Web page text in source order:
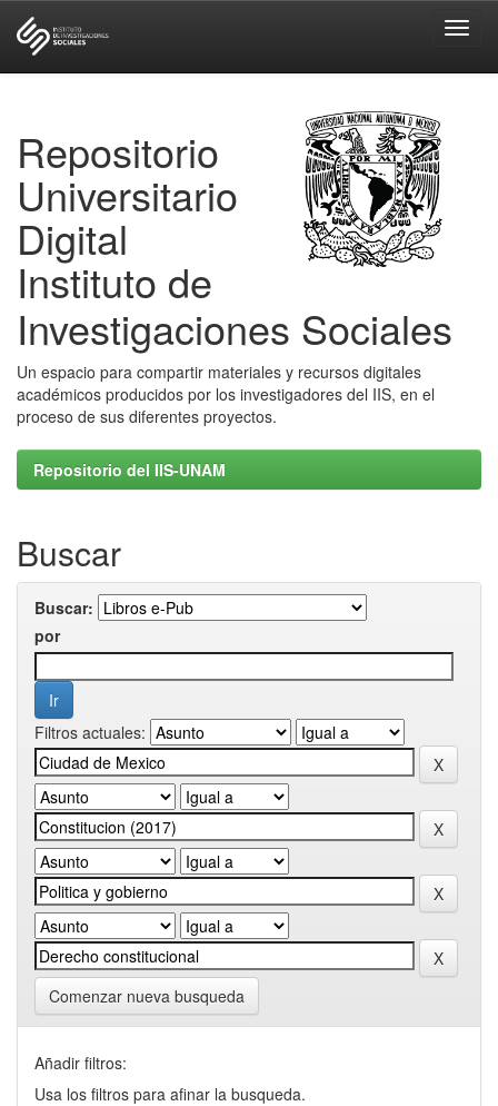
Repositorio
Universitario
Digital
Instituto de
Investigaciones Sociales
Un espacio para compartir materiales y recursos digitales
académicos producidos por los investigadores del IIS, en el
proceso de sus diferentes proyectos.
Repositorio del IIS-UNAM
Buscar
Buscar:
por
Filtros actuales:
Comenzar nueva busqueda
Añadir filtros:
Usa los filtros para afinar la busqueda.